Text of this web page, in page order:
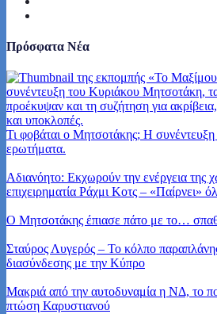
Πρόσφατα Νέα
Τι φοβάται ο Μητσοτάκης; Η
ερωτήματα.
Αδιανόητο: Εκχωρούν την ενέργεια της
επιχειρηματία Ράχμι Κοτς – «Παίρνει»
Ο Μητσοτάκης έπιασε πάτο με το…
Σταύρος Λυγερός – Το κόλπο
διασύνδεσης με την Κύπρο
Μακριά από την αυτοδυναμία η ΝΔ, το
πτώση Καρυστιανού